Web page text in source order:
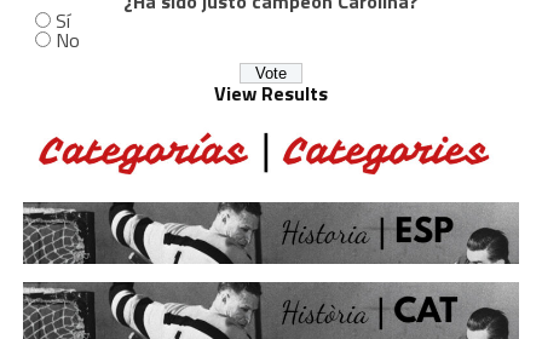
Sí
No
View Results